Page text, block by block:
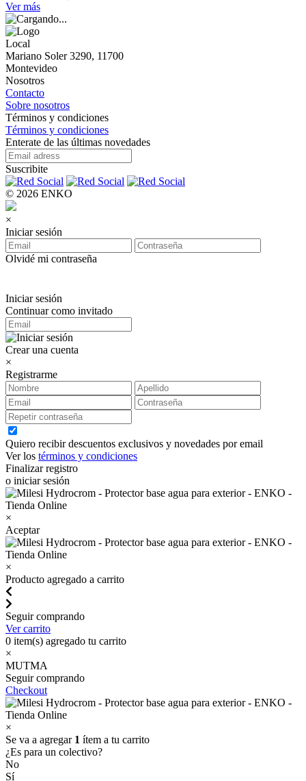
Ver más
Local
Mariano Soler 3290, 11700
Montevideo
Nosotros
Contacto
Sobre nosotros
Términos y condiciones
Términos y condiciones
Enterate de las últimas novedades
Suscribite
© 2026 ENKO
×
Iniciar sesión
Olvidé mi contraseña
Iniciar sesión
Continuar como invitado
Crear una cuenta
×
Registrarme
Quiero recibir descuentos exclusivos y novedades por email
Ver los términos y condiciones
Finalizar registro
o iniciar sesión
×
Aceptar
×
Producto agregado a carrito
Seguir comprando
Ver carrito
0 item(s) agregado tu carrito
×
MUTMA
Seguir comprando
Checkout
×
Se va a agregar 1 ítem a tu carrito
¿Es para un colectivo?
No
Sí